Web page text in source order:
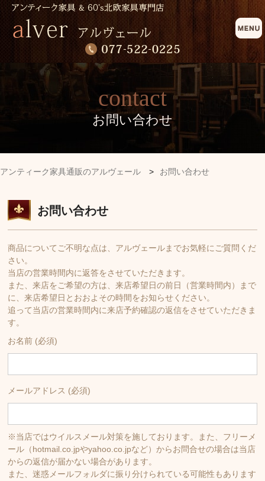
contact
お問い合わせ
アンティーク家具通販のアルヴェール > お問い合わせ
お問い合わせ
商品についてご不明な点は、アルヴェールまでお気軽にご質問くだ
さい。
当店の営業時間内に返答をさせていただきます。
また、来店をご希望の方は、来店希望日の前日（営業時間内）まで
に、来店希望日とおおよその時間をお知らせください。
追って当店の営業時間内に来店予約確認の返信をさせていただきま
す。
お名前 (必須)
メールアドレス (必須)
※当店ではウイルスメール対策を施しております。また、フリーメ
ール（hotmail.co.jpやyahoo.co.jpなど）からお問合せの場合は当店
からの返信が届かない場合があります。
また、迷惑メールフォルダに振り分けられている可能性もあります